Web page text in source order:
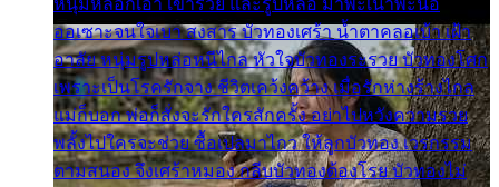
ออเซาะจนใจเบา สงสาร บัวทองเศร้า น้ำตาคลอเบ้า เฝ้า
อาลัย หนุ่มรูปหล่อหนีไกล หัวใจบัวทองระรวย บัวทองโศก
เพราะเป็นโรครักจาง ชีวิตเคว้งคว้าง เมื่อรักห่างร้างไกล
แม่ก็บอก พ่อก็สั่งจะรักใครสักครั้ง อย่าไปหวังความรวย
พลั้งไปใครจะช่วย ซื้อเปลมาไกว ให้ลูกบัวทอง เวรกรรม
ตามสนอง จึงเศร้าหมอง กลีบบัวทองต้องโรย บัวทองไม่